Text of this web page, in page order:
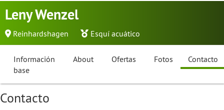
Leny Wenzel
Reinhardshagen Esquí acuático
Información
base
About Ofertas Fotos Contacto
Contacto